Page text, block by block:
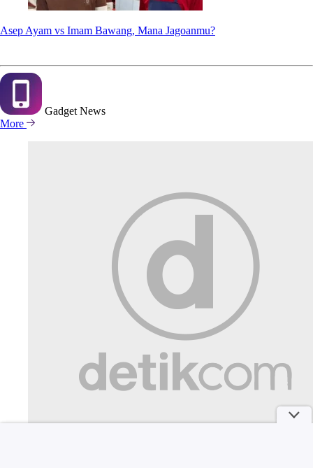
Asep Ayam vs Imam Bawang, Mana Jagoanmu?
Gadget News
More